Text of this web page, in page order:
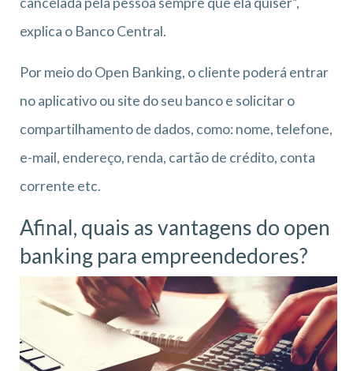
explica o Banco Central.
Por meio do Open Banking, o cliente poderá entrar
no aplicativo ou site do seu banco e solicitar o
compartilhamento de dados, como: nome, telefone,
e-mail, endereço, renda, cartão de crédito, conta
corrente etc.
Afinal, quais as vantagens do open
banking para empreendedores?